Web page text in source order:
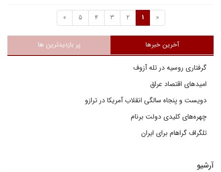
«
1
2
3
4
5
»
آخرین خبرها پر بازدیدترین ها
گرفتاری روسیه در تله آزوف
امیدهای اقتصاد عراق
دویست و پنجاه سالگی انقلاب آمریکا در ترازو
چهره‌های کلیدی دولت برنام
تلگراف گراهام برای ایران
آرشیو